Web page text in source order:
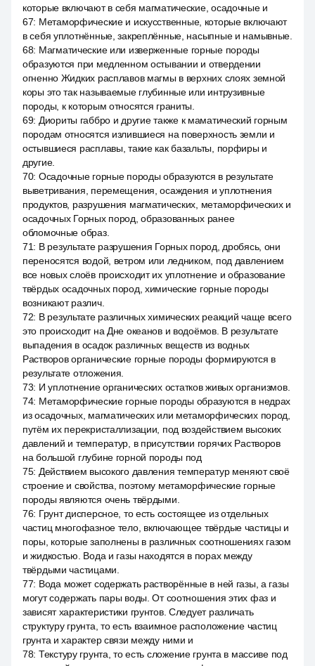
которые включают в себя магматические, осадочные и
67: Метаморфические и искусственные, которые включают
в себя уплотнённые, закреплённые, насыпные и намывные.
68: Магматические или изверженные горные породы
образуются при медленном остывании и отвердении
огненно Жидких расплавов магмы в верхних слоях земной
коры это так называемые глубинные или интрузивные
породы, к которым относятся граниты.
69: Диориты габбро и другие также к маматический горным
породам относятся излившиеся на поверхность земли и
остывшиеся расплавы, такие как базальты, порфиры и
другие.
70: Осадочные горные породы образуются в результате
выветривания, перемещения, осаждения и уплотнения
продуктов, разрушения магматических, метаморфических и
осадочных Горных пород, образованных ранее
обломочные образ.
71: В результате разрушения Горных пород, дробясь, они
переносятся водой, ветром или ледником, под давлением
все новых слоёв происходит их уплотнение и образование
твёрдых осадочных пород, химические горные породы
возникают различ.
72: В результате различных химических реакций чаще всего
это происходит на Дне океанов и водоёмов. В результате
выпадения в осадок различных веществ из водных
Растворов органические горные породы формируются в
результате отложения.
73: И уплотнение органических остатков живых организмов.
74: Метаморфические горные породы образуются в недрах
из осадочных, магматических или метаморфических пород,
путём их перекристаллизации, под воздействием высоких
давлений и температур, в присутствии горячих Растворов
на большой глубине горной породы под
75: Действием высокого давления температур меняют своё
строение и свойства, поэтому метаморфические горные
породы являются очень твёрдыми.
76: Грунт дисперсное, то есть состоящее из отдельных
частиц многофазное тело, включающее твёрдые частицы и
поры, которые заполнены в различных соотношениях газом
и жидкостью. Вода и газы находятся в порах между
твёрдыми частицами.
77: Вода может содержать растворённые в ней газы, а газы
могут содержать пары воды. От соотношения этих фаз и
зависят характеристики грунтов. Следует различать
структуру грунта, то есть взаимное расположение частиц
грунта и характер связи между ними и
78: Текстуру грунта, то есть сложение грунта в массиве под